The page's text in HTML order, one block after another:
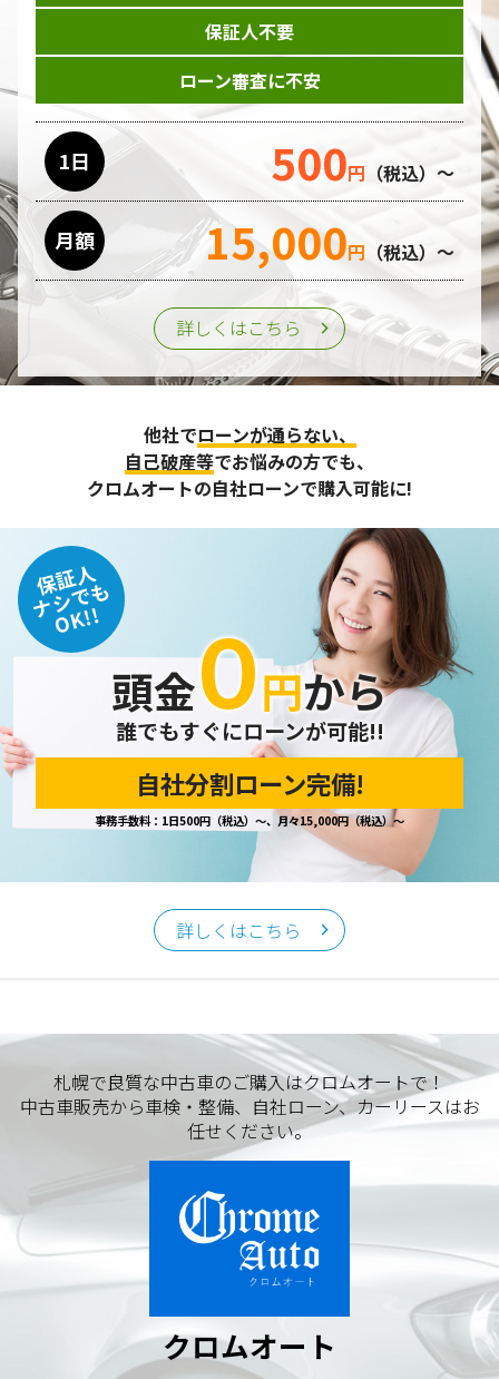
保証人不要
ローン審査に不安
1日 500円 （税込）～
月額 15,000円 （税込）～
詳しくはこちら
他社でローンが通らない、
自己破産等でお悩みの方でも、
クロムオートの自社ローンで購入可能に!
保証人
ナシでも
OK!!
頭金０円から
誰でもすぐにローンが可能!!
自社分割ローン完備!
事務手数料：1日500円（税込）～、月々15,000円（税込）～
詳しくはこちら
札幌で良質な中古車のご購入はクロムオートで！
中古車販売から車検・整備、自社ローン、カーリースはお
任せください。
クロムオート